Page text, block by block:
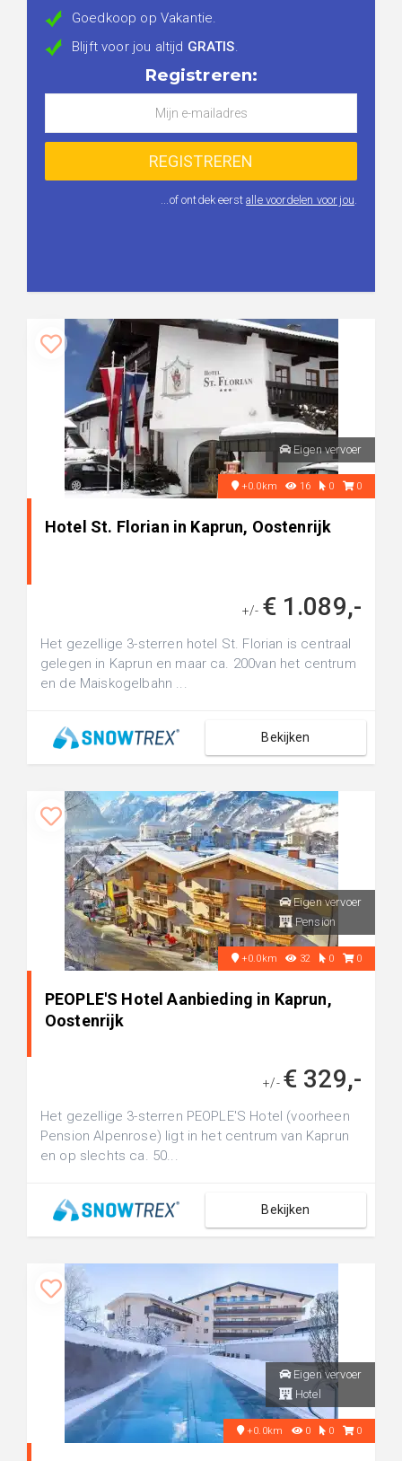
Goedkoop op Vakantie.
Blijft voor jou altijd GRATIS.
Registreren:
...of ontdek eerstalle voordelen voor jou.
Eigen vervoer
+0.0km 16 0 0
Hotel St. Florian in Kaprun, Oostenrijk
+/- € 1.089,-
Het gezellige 3-sterren hotel St. Florian is centraal
gelegen in Kaprun en maar ca. 200van het centrum
en de Maiskogelbahn ...
Bekijken
Eigen vervoer
Pension
+0.0km 32 0 0
PEOPLE'S Hotel Aanbieding in Kaprun,
Oostenrijk
+/- € 329,-
Het gezellige 3-sterren PEOPLE'S Hotel (voorheen
Pension Alpenrose) ligt in het centrum van Kaprun
en op slechts ca. 50...
Bekijken
Eigen vervoer
Hotel
+0.0km 0 0 0